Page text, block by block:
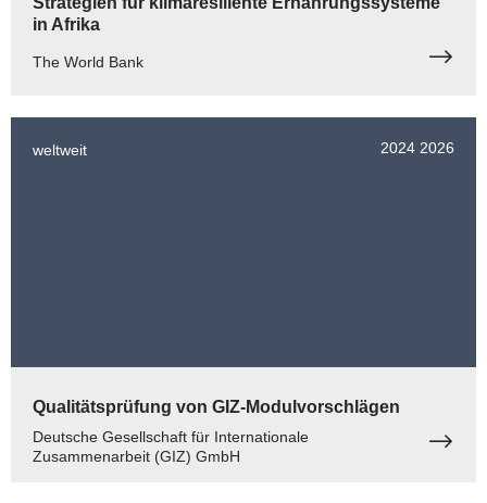
in Afrika
The World Bank
weltweit 2024 2026
Qualitätsprüfung von GIZ-Modulvorschlägen
Deutsche Gesellschaft für Internationale
Zusammenarbeit (GIZ) GmbH